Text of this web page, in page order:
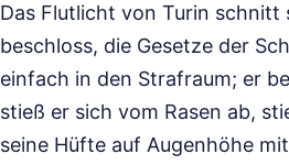
Das Flutlicht von Turin
beschloss, die Gesetze der
einfach in den Strafraum; er
stieß er sich vom Rasen ab,
seine Hüfte auf Augenhöhe